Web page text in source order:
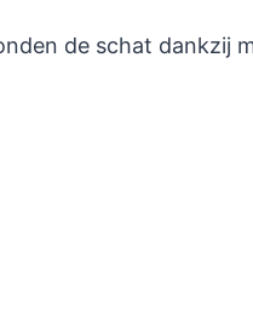
de schat dankzij